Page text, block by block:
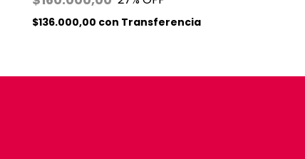
$136.000,00 con Transferencia